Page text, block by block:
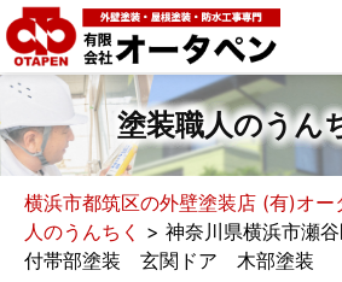
塗装職人のうん
横浜市都筑区の外壁塗装店 (有)オー
人のうんちく > 神奈川県横浜市瀬
付帯部塗装 玄関ドア 木部塗装